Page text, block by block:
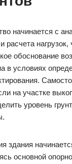
начинается с
расчета нагрузок,
обоснование
в условиях
на участке
уровень
здания
основной